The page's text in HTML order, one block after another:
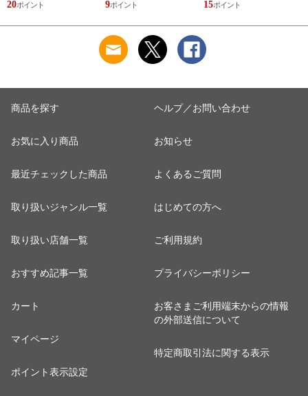
ラックス ゴリゴリボ
20
ォーマー inf-26
9
巾着 ブラック 黒
15
商品を探す
お気に入り商品
最近チェックした商品
取り扱いジャンル一覧
取り扱い店舗一覧
おすすめ記事一覧
カート
マイページ
ポイント表示設定
ヘルプ／お問い合わせ
お知らせ
よくあるご質問
はじめての方へ
ご利用規約
プライバシーポリシー
お客さまご利用端末からの情報
の外部送信について
特定商取引法に関する表示